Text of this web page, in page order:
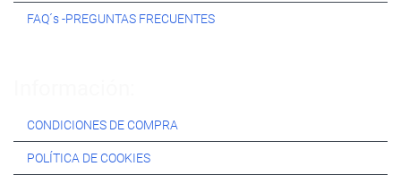
FAQ´s -PREGUNTAS FRECUENTES
CONDICIONES DE COMPRA
POLÍTICA DE COOKIES